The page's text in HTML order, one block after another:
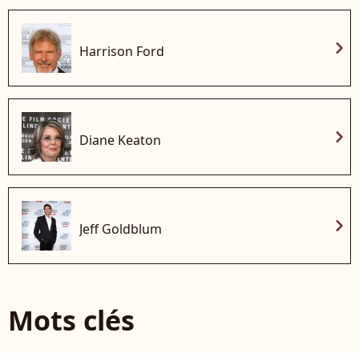
Harrison Ford chevron_right
Diane Keaton chevron_right
Jeff Goldblum chevron_right
Mots clés